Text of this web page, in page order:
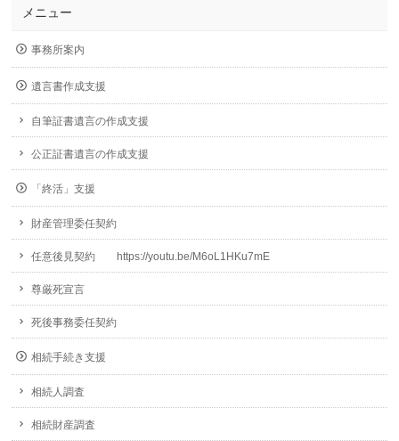
メニュー
事務所案内
遺言書作成支援
自筆証書遺言の作成支援
公正証書遺言の作成支援
「終活」支援
財産管理委任契約
任意後見契約 https://youtu.be/M6oL1HKu7mE
尊厳死宣言
死後事務委任契約
相続手続き支援
相続人調査
相続財産調査